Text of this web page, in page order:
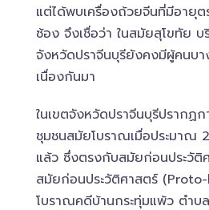
แต่ได้พบเครื่องถ้วยจีนที่มีอายุ
ซ้อง จึงเชื่อว่า ในสมัยสุโขทัย
จังหวัดปราจีนบุรียังคงมีผู้คนบ
เนื่องกันมา
ในเขตจังหวัดปราจีนบุรีปรากฏ
ชุมชนสมัยโบราณเมื่อประมาณ
แล้ว ซึ่งตรงกับสมัยก่อนประวั
สมัยก่อนประวัติศาสตร์
โบราณคดีบ้านกระทุ่มแพ้ว ตำบ